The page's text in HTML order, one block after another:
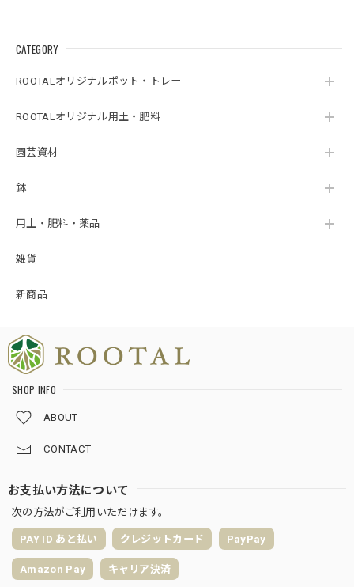
CATEGORY
ROOTALオリジナルポット・トレー
ROOTALオリジナル用土・肥料
園芸資材
鉢
用土・肥料・薬品
雑貨
新商品
SHOP INFO
ABOUT
CONTACT
お支払い方法について
次の方法がご利用いただけます。
PAY ID あと払い クレジットカード PayPay
Amazon Pay キャリア決済